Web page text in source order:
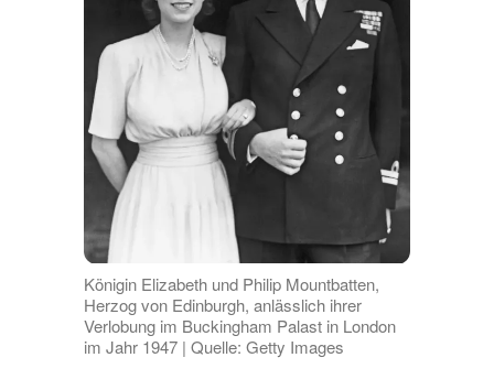
Königin Elizabeth und Philip Mountbatten,
Herzog von Edinburgh, anlässlich ihrer
Verlobung im Buckingham Palast in London
im Jahr 1947 | Quelle: Getty Images